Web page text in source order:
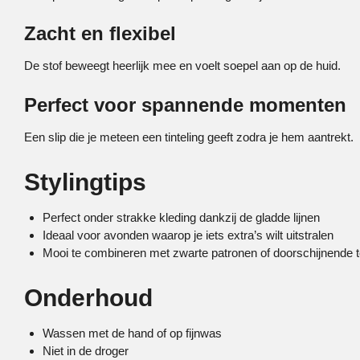
Zacht en flexibel
De stof beweegt heerlijk mee en voelt soepel aan op de huid.
Perfect voor spannende momenten
Een slip die je meteen een tinteling geeft zodra je hem aantrekt.
Stylingtips
Perfect onder strakke kleding dankzij de gladde lijnen
Ideaal voor avonden waarop je iets extra’s wilt uitstralen
Mooi te combineren met zwarte patronen of doorschijnende
Onderhoud
Wassen met de hand of op fijnwas
Niet in de droger